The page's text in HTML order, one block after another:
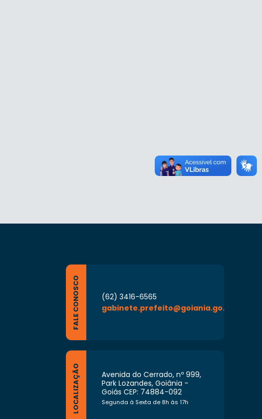
FALE CONOSCO
(62) 3416-6565
gabinete.prefeito@goiania.go.gov.br
LOCALIZAÇÃO
Avenida do Cerrado, nº 999,
Park Lozandes, Goiânia -
Goiás CEP: 74884-092
Segunda à Sexta de 8h às 17h